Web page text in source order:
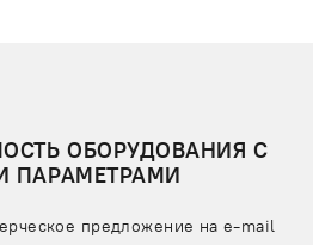
ОБОРУДОВАНИЯ С
ПАРАМЕТРАМИ
предложение на e-mail